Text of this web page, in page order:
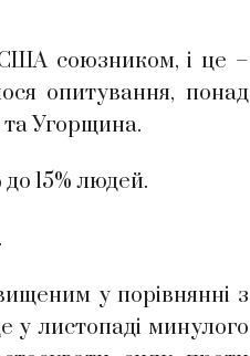
союзником, і це –
опитування, понад
Угорщина.
15% людей.
у порівнянні з
у листопаді минулого